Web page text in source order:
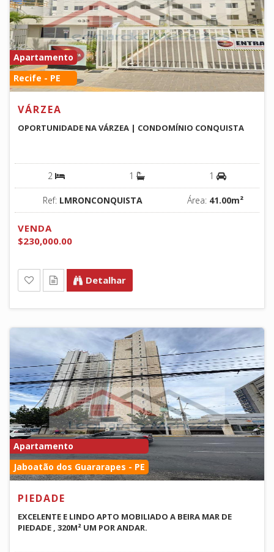
Apartamento
Recife - PE
VÁRZEA
OPORTUNIDADE NA VÁRZEA | CONDOMÍNIO CONQUISTA
2 1 1
Ref: LMRONCONQUISTA Área: 41.00m²
VENDA
$230,000.00
Detalhar
Apartamento
Jaboatão dos Guararapes - PE
PIEDADE
EXCELENTE E LINDO APTO MOBILIADO A BEIRA MAR DE
PIEDADE , 320M² UM POR ANDAR.